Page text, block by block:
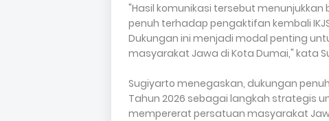
"Hasil komunikasi tersebut
penuh terhadap pengaktifan kembali
Dukungan ini menjadi modal penting
masyarakat Jawa di Kota Dumai," kata
Sugiyarto menegaskan, dukungan penuh
Tahun 2026 sebagai langkah strategis
mempererat persatuan masyarakat